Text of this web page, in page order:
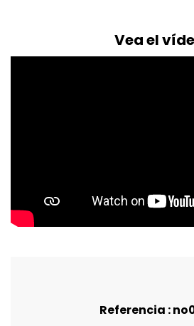
Vea el
Referencia :